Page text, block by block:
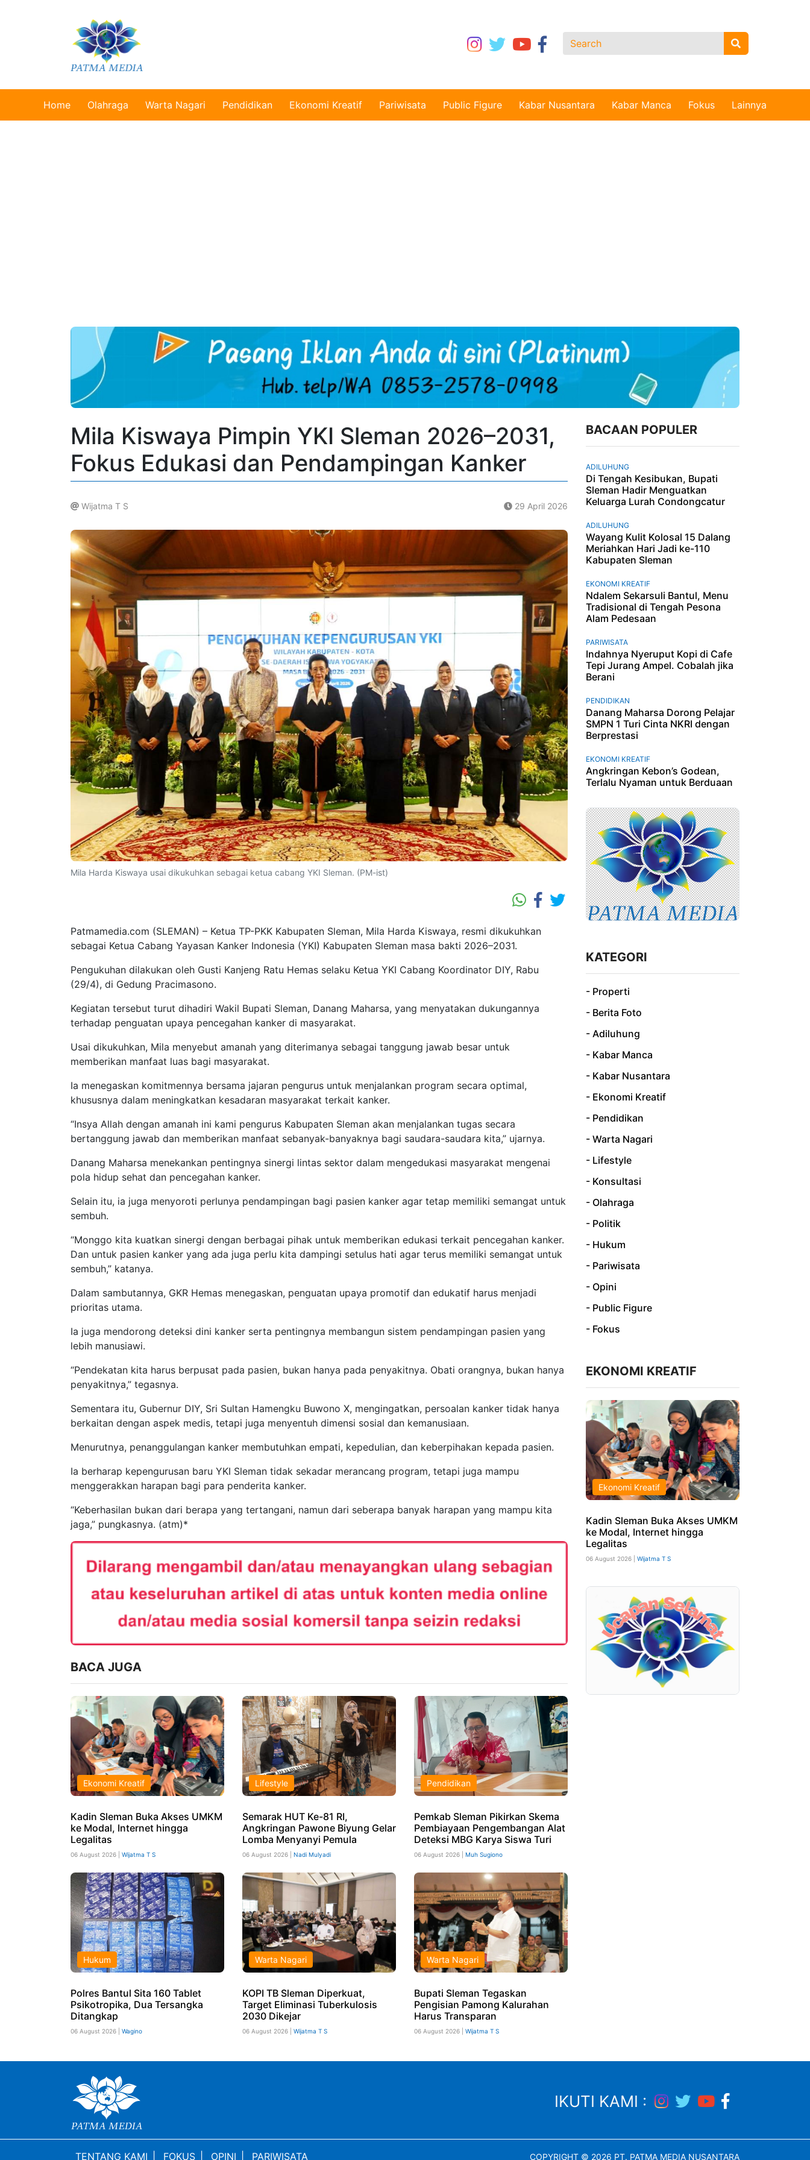
Home Olahraga Warta Nagari Pendidikan Ekonomi Kreatif Pariwisata Public Figure Kabar Nusantara Kabar Manca Fokus Lainnya
Mila Kiswaya Pimpin YKI Sleman 2026–2031,
Fokus Edukasi dan Pendampingan Kanker
Wijatma T S 29 April 2026
Mila Harda Kiswaya usai dikukuhkan sebagai ketua cabang YKI Sleman. (PM-ist)
Patmamedia.com (SLEMAN) – Ketua TP-PKK Kabupaten Sleman, Mila Harda Kiswaya, resmi dikukuhkan
sebagai Ketua Cabang Yayasan Kanker Indonesia (YKI) Kabupaten Sleman masa bakti 2026–2031.
Pengukuhan dilakukan oleh Gusti Kanjeng Ratu Hemas selaku Ketua YKI Cabang Koordinator DIY, Rabu
(29/4), di Gedung Pracimasono.
Kegiatan tersebut turut dihadiri Wakil Bupati Sleman, Danang Maharsa, yang menyatakan dukungannya
terhadap penguatan upaya pencegahan kanker di masyarakat.
Usai dikukuhkan, Mila menyebut amanah yang diterimanya sebagai tanggung jawab besar untuk
memberikan manfaat luas bagi masyarakat.
Ia menegaskan komitmennya bersama jajaran pengurus untuk menjalankan program secara optimal,
khususnya dalam meningkatkan kesadaran masyarakat terkait kanker.
“Insya Allah dengan amanah ini kami pengurus Kabupaten Sleman akan menjalankan tugas secara
bertanggung jawab dan memberikan manfaat sebanyak-banyaknya bagi saudara-saudara kita,” ujarnya.
Danang Maharsa menekankan pentingnya sinergi lintas sektor dalam mengedukasi masyarakat mengenai
pola hidup sehat dan pencegahan kanker.
Selain itu, ia juga menyoroti perlunya pendampingan bagi pasien kanker agar tetap memiliki semangat untuk
sembuh.
“Monggo kita kuatkan sinergi dengan berbagai pihak untuk memberikan edukasi terkait pencegahan kanker.
Dan untuk pasien kanker yang ada juga perlu kita dampingi setulus hati agar terus memiliki semangat untuk
sembuh,” katanya.
Dalam sambutannya, GKR Hemas menegaskan, penguatan upaya promotif dan edukatif harus menjadi
prioritas utama.
Ia juga mendorong deteksi dini kanker serta pentingnya membangun sistem pendampingan pasien yang
lebih manusiawi.
“Pendekatan kita harus berpusat pada pasien, bukan hanya pada penyakitnya. Obati orangnya, bukan hanya
penyakitnya,” tegasnya.
Sementara itu, Gubernur DIY, Sri Sultan Hamengku Buwono X, mengingatkan, persoalan kanker tidak hanya
berkaitan dengan aspek medis, tetapi juga menyentuh dimensi sosial dan kemanusiaan.
Menurutnya, penanggulangan kanker membutuhkan empati, kepedulian, dan keberpihakan kepada pasien.
Ia berharap kepengurusan baru YKI Sleman tidak sekadar merancang program, tetapi juga mampu
menggerakkan harapan bagi para penderita kanker.
“Keberhasilan bukan dari berapa yang tertangani, namun dari seberapa banyak harapan yang mampu kita
jaga,” pungkasnya. (atm)*
BACA JUGA
Ekonomi Kreatif
Kadin Sleman Buka Akses UMKM
ke Modal, Internet hingga
Legalitas
06 August 2026 | Wijatma T S
Lifestyle
Semarak HUT Ke-81 RI,
Angkringan Pawone Biyung Gelar
Lomba Menyanyi Pemula
06 August 2026 | Nadi Mulyadi
Pendidikan
Pemkab Sleman Pikirkan Skema
Pembiayaan Pengembangan Alat
Deteksi MBG Karya Siswa Turi
06 August 2026 | Muh Sugiono
Hukum
Polres Bantul Sita 160 Tablet
Psikotropika, Dua Tersangka
Ditangkap
06 August 2026 | Wagino
Warta Nagari
KOPI TB Sleman Diperkuat,
Target Eliminasi Tuberkulosis
2030 Dikejar
06 August 2026 | Wijatma T S
Warta Nagari
Bupati Sleman Tegaskan
Pengisian Pamong Kalurahan
Harus Transparan
06 August 2026 | Wijatma T S
BACAAN POPULER
ADILUHUNG
Di Tengah Kesibukan, Bupati
Sleman Hadir Menguatkan
Keluarga Lurah Condongcatur
ADILUHUNG
Wayang Kulit Kolosal 15 Dalang
Meriahkan Hari Jadi ke-110
Kabupaten Sleman
EKONOMI KREATIF
Ndalem Sekarsuli Bantul, Menu
Tradisional di Tengah Pesona
Alam Pedesaan
PARIWISATA
Indahnya Nyeruput Kopi di Cafe
Tepi Jurang Ampel. Cobalah jika
Berani
PENDIDIKAN
Danang Maharsa Dorong Pelajar
SMPN 1 Turi Cinta NKRI dengan
Berprestasi
EKONOMI KREATIF
Angkringan Kebon’s Godean,
Terlalu Nyaman untuk Berduaan
KATEGORI
- Properti
- Berita Foto
- Adiluhung
- Kabar Manca
- Kabar Nusantara
- Ekonomi Kreatif
- Pendidikan
- Warta Nagari
- Lifestyle
- Konsultasi
- Olahraga
- Politik
- Hukum
- Pariwisata
- Opini
- Public Figure
- Fokus
EKONOMI KREATIF
Ekonomi Kreatif
Kadin Sleman Buka Akses UMKM
ke Modal, Internet hingga
Legalitas
06 August 2026 | Wijatma T S
IKUTI KAMI :
TENTANG KAMI FOKUS OPINI PARIWISATA COPYRIGHT © 2026 PT. PATMA MEDIA NUSANTARA